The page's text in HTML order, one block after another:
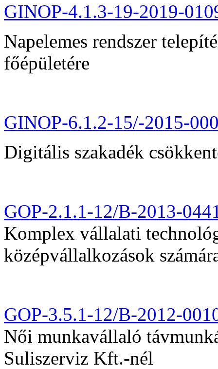
GINOP-4.1.3-19-2019-
Napelemes rendszer
főépületére
GINOP-6.1.2-15/-2015-
Digitális szakadék
GOP-2.1.1-12/B-2013-
Komplex vállalati
középvállalkozások
GOP-3.5.1-12/B-2012-
Női munkavállaló
Suliszerviz Kft.-nél